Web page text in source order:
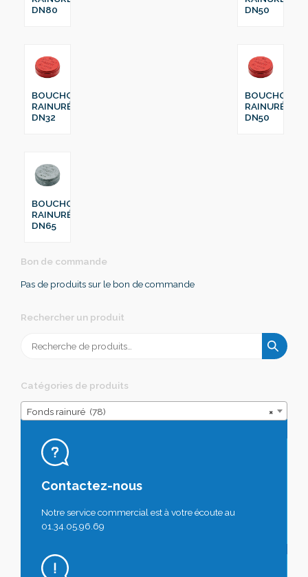
DN80
DN50
BOUCHON
RAINURÉ
DN32
BOUCHON
RAINURÉ
DN50
BOUCHON
RAINURÉ
DN65
Bon de commande
Pas de produits sur le bon de commande
Rechercher un produit
pour :
Catégories de produits
×
Fonds rainuré (78)
Contactez-nous
Notre service commercial est à votre écoute au
01.34.05.96.69